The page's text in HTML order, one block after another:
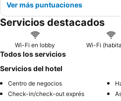
Ver más puntuaciones
Servicios destacados
Wi-Fi en lobby Wi-Fi
Todos los servicios
Servicios del hotel
Centro de negocios
Check-in/check-out exprés